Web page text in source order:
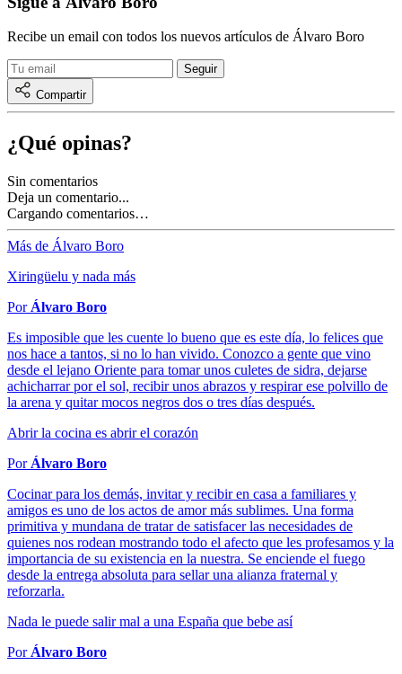
Recibe un email con todos los nuevos artículos de Álvaro Boro
Compartir
¿Qué opinas?
Sin comentarios
Deja un comentario...
Cargando comentarios…
Más de Álvaro Boro
Xiringüelu y nada más
Por Álvaro Boro
Es imposible que les cuente lo bueno que es este día, lo felices que
nos hace a tantos, si no lo han vivido. Conozco a gente que vino
desde el lejano Oriente para tomar unos culetes de sidra, dejarse
achicharrar por el sol, recibir unos abrazos y respirar ese polvillo de
la arena y quitar mocos negros dos o tres días después.
Abrir la cocina es abrir el corazón
Por Álvaro Boro
Cocinar para los demás, invitar y recibir en casa a familiares y
amigos es uno de los actos de amor más sublimes. Una forma
primitiva y mundana de tratar de satisfacer las necesidades de
quienes nos rodean mostrando todo el afecto que les profesamos y la
importancia de su existencia en la nuestra. Se enciende el fuego
desde la entrega absoluta para sellar una alianza fraternal y
reforzarla.
Nada le puede salir mal a una España que bebe así
Por Álvaro Boro